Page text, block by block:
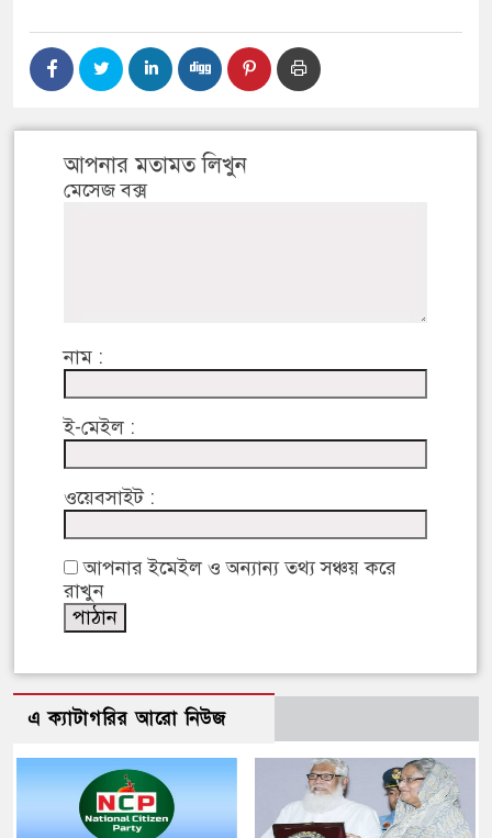
আপনার মতামত লিখুন
মেসেজ বক্স
নাম :
ই-মেইল :
ওয়েবসাইট :
আপনার ইমেইল ও অন্যান্য তথ্য সঞ্চয় করে
রাখুন
এ ক্যাটাগরির আরো নিউজ